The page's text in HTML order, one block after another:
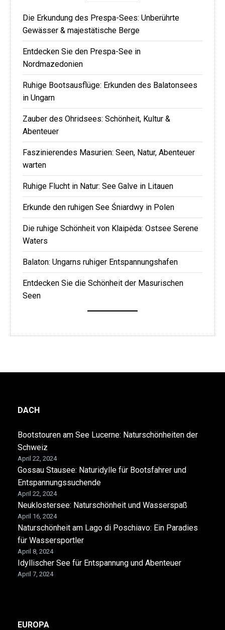
Die Erkundung des Prespa-Sees: Unberührte
Gewässer & majestätische Berge
Entdecken Sie den Prespa-See in
Nordmazedonien
Ruhige Bootsausflüge: Erkunden des Balatonsees
in Ungarn
Zauber des Ohridsees: Schönheit, Kultur &
Abenteuer
Faszinierendes Masurien: Seen, Natur, Abenteuer
warten
Ruhige Flucht in Natur: See Galve in Litauen
Erkunde den ruhigen See Śniardwy in Polen
Die ruhige Schönheit von Klaipėda: Ostsee Serene
Waters
Balaton: Ungarns ruhiger Entspannungshafen
Entdecken Sie die Schönheit der Masurischen
Seen
DACH
Bootstouren am See Lucerne: Naturschönheiten der
Schweiz
April 22, 2024
Gossau Stausee: Naturidylle für Bootsfahrer und
Entspannungssuchende
April 22, 2024
Neuklostersee: Naturschönheit und Wasserspaß
April 16, 2024
Naturschönheit am Lago di Poschiavo: Ein Paradies
für Wassersportler
April 8, 2024
Idyllischer See für Entspannung und Abenteuer
April 7, 2024
EUROPA